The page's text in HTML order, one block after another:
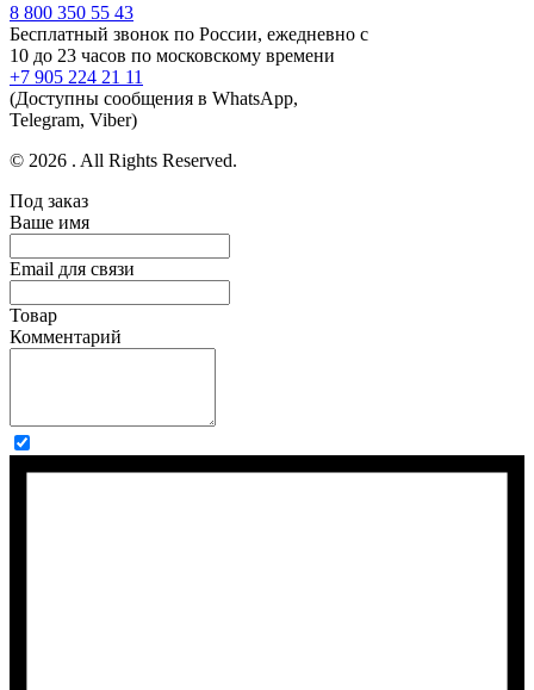
8 800 350 55 43
Бесплатный звонок по России, ежедневно с
10 до 23 часов по московскому времени
+7 905 224 21 11
(Доступны сообщения в WhatsApp,
Telegram, Viber)
© 2026 . All Rights Reserved.
Под заказ
Ваше имя
Email для связи
Товар
Комментарий